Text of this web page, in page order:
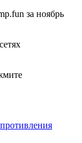
за ноябрь